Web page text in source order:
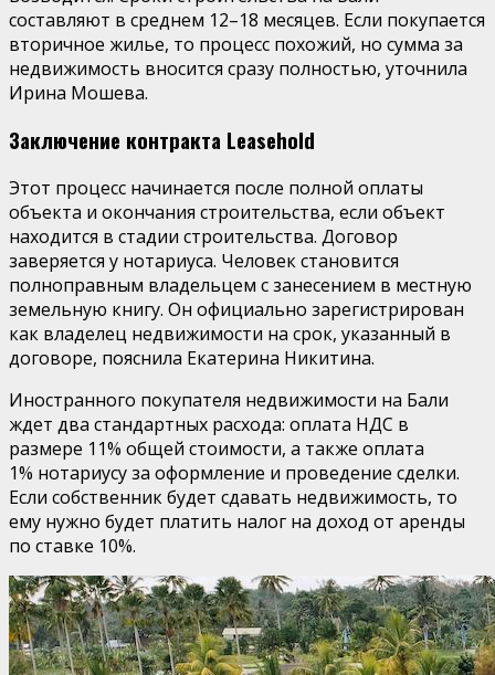
составляют в среднем 12–18 месяцев. Если покупается
вторичное жилье, то процесс похожий, но сумма за
недвижимость вносится сразу полностью, уточнила
Ирина Мошева.
Заключение контракта Leasehold
Этот процесс начинается после полной оплаты
объекта и окончания строительства, если объект
находится в стадии строительства. Договор
заверяется у нотариуса. Человек становится
полноправным владельцем с занесением в местную
земельную книгу. Он официально зарегистрирован
как владелец недвижимости на срок, указанный в
договоре, пояснила Екатерина Никитина.
Иностранного покупателя недвижимости на Бали
ждет два стандартных расхода: оплата НДС в
размере 11% общей стоимости, а также оплата
1% нотариусу за оформление и проведение сделки.
Если собственник будет сдавать недвижимость, то
ему нужно будет платить налог на доход от аренды
по ставке 10%.